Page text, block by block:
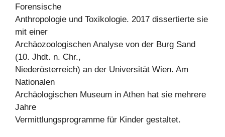
Forensische
Anthropologie und Toxikologie. 2017 dissertierte sie
mit einer
Archäozoologischen Analyse von der Burg Sand
(10. Jhdt. n. Chr.,
Niederösterreich) an der Universität Wien. Am
Nationalen
Archäologischen Museum in Athen hat sie mehrere
Jahre
Vermittlungsprogramme für Kinder gestaltet.